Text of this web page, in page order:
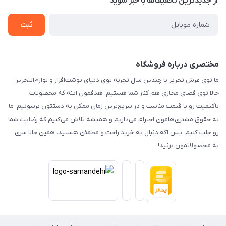
حریم خصوصی
تماس با ما
ثبت
مختصری درباره فروشگاه
ما توی عرش تحریر با چندین سال تجربه توی دنیای نوشت‌افزار و لوازم‌التحریر،
حالا توی فضای مجازی هم کنار شما هستیم. هدفمون اینه که محصولات
باکیفیت رو با قیمت مناسب و در سریع‌ترین زمان ممکن به دستتون برسونیم. ما
به حقوق مشتری‌هامون احترام می‌ذاریم و همیشه تلاش می‌کنیم که رضایت شما
رو جلب کنیم. پس اگه دنبال یه خرید راحت و مطمئن هستید، همین حالا سری
به محصولاتمون بزنید!